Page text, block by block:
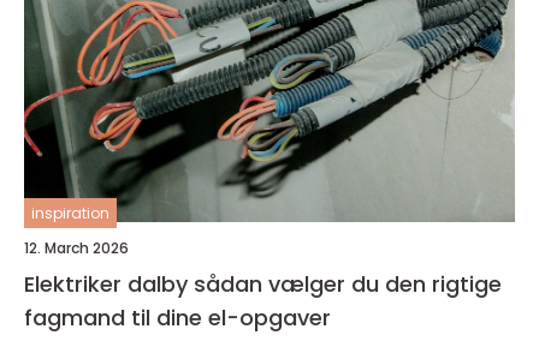
inspiration
12. March 2026
Elektriker dalby sådan vælger du den rigtige
fagmand til dine el-opgaver